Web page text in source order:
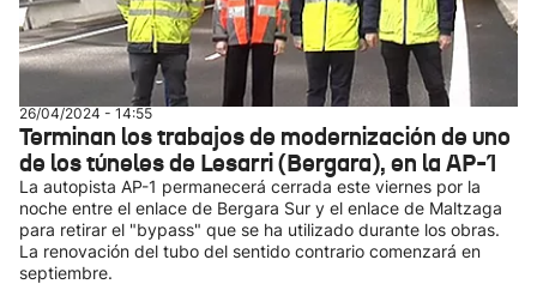
26/04/2024 - 14:55
Terminan los trabajos de modernización de uno
de los túneles de Lesarri (Bergara), en la AP-1
La autopista AP-1 permanecerá cerrada este viernes por la
noche entre el enlace de Bergara Sur y el enlace de Maltzaga
para retirar el "bypass" que se ha utilizado durante los obras.
La renovación del tubo del sentido contrario comenzará en
septiembre.